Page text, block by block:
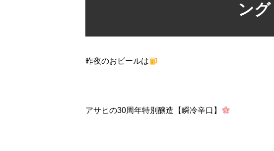
ング
昨夜のおビールは
アサヒの30周年特別醸造【瞬冷辛口】